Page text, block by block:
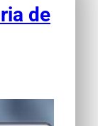
de